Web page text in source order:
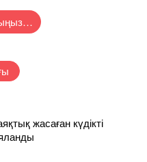
жасаған күдікті